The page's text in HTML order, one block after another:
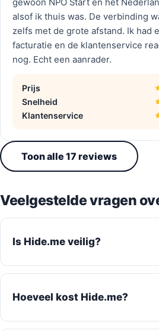
gewoon NPO Start en het
alsof ik thuis was. De verbinding
zelfs met de grote afstand. Ik had
facturatie en de klantenservice
nog. Echt een aanrader.
Prijs
Snelheid
Klantenservice
Toon alle 17 reviews
Veelgestelde vragen
Is Hide.me veilig?
Hoeveel kost Hide.me?